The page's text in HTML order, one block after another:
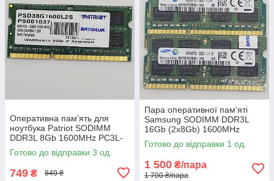
Оперативна пам'ять для
ноутбука Patriot SODIMM
DDR3L 8Gb 1600MHz PC3L-
12800s 2R8 CL11
(PSD38G1600L2S) Б/В
Готово до відправки 3 од.
749 ₴ 849 ₴
Пара оперативної пам'яті
Samsung SODIMM DDR3L
16Gb (2x8Gb) 1600MHz
PC3L-12800s 2R8 CL11
(M471B1G73DB0-YK0) Б/В
Готово до відправки 1 од.
1 500 ₴/пара
1 700 ₴/пара